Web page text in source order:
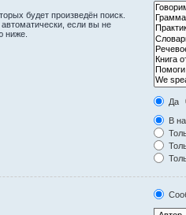
будет произведён поиск.
если вы не
ниже.
Да
В